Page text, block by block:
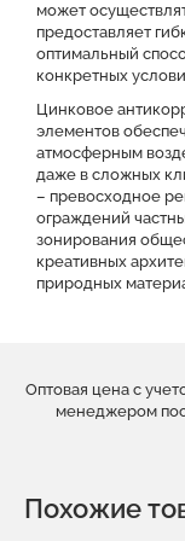
может
предоставляет
оптимальный
конкретных
Цинковое
элементов
атмосферным
даже в сложных
– превосходное
ограждений
зонирования
креативных
природных
Оптовая цена с
менеджером
Похожие